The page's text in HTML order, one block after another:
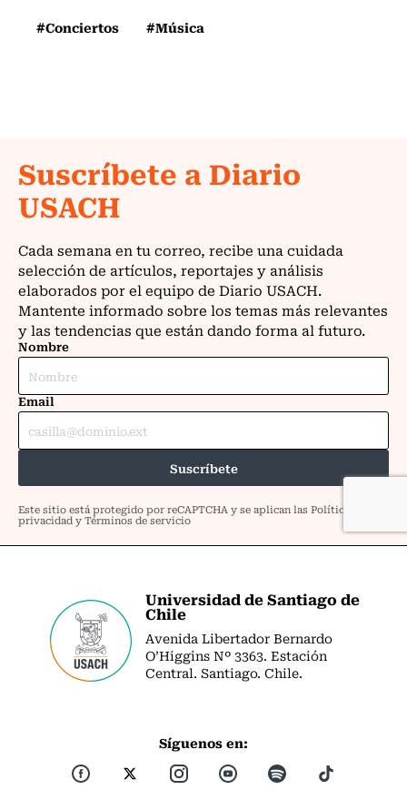
#Conciertos #Música
Universidad de Santiago de
Chile
Avenida Libertador Bernardo
O’Higgins Nº 3363. Estación
Central. Santiago. Chile.
Síguenos en: